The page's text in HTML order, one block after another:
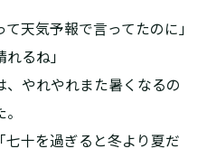
て天気予報で言ってたのに」
るね」
やれやれまた暑くなるの
十を過ぎると冬より夏だ